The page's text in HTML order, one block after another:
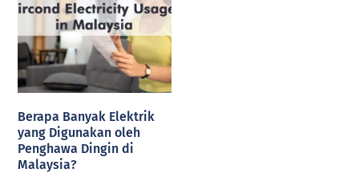
Berapa Banyak Elektrik
yang Digunakan oleh
Penghawa Dingin di
Malaysia?